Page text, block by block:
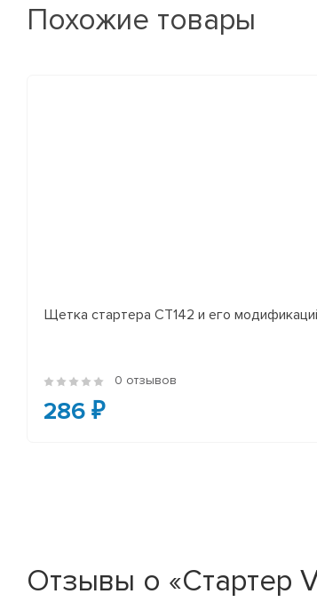
Похожие товары
Щетка стартера СТ142 и его
0 отзывов
286 ₽
Отзывы о «Стартер